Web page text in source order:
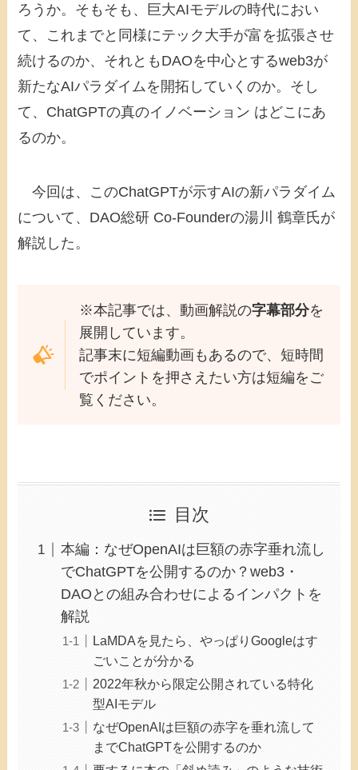
ろうか。そもそも、巨大AIモデルの時代におい
て、これまでと同様にテック大手が富を拡張させ
続けるのか、それともDAOを中心とするweb3が
新たなAIパラダイムを開拓していくのか。そし
て、ChatGPTの真のイノベーション はどこにあ
るのか。
今回は、このChatGPTが示すAIの新パラダイム
について、DAO総研 Co-Founderの湯川 鶴章氏が
解説した。
※本記事では、動画解説の字幕部分を
展開しています。
記事末に短編動画もあるので、短時間
でポイントを押さえたい方は短編をご
覧ください。
目次
本編：なぜOpenAIは巨額の赤字垂れ流し
でChatGPTを公開するのか？web3・
DAOとの組み合わせによるインパクトを
解説
LaMDAを見たら、やっぱりGoogleはす
ごいことが分かる
2022年秋から限定公開されている特化
型AIモデル
なぜOpenAIは巨額の赤字を垂れ流して
までChatGPTを公開するのか